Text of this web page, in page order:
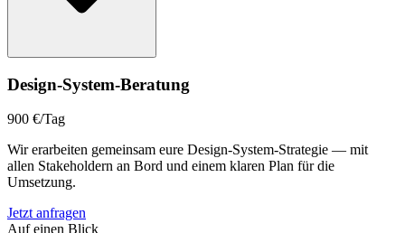
Design-System-Beratung
900 €/Tag
Wir erarbeiten gemeinsam eure Design-System-Strategie — mit
allen Stakeholdern an Bord und einem klaren Plan für die
Umsetzung.
Jetzt anfragen
Auf einen Blick